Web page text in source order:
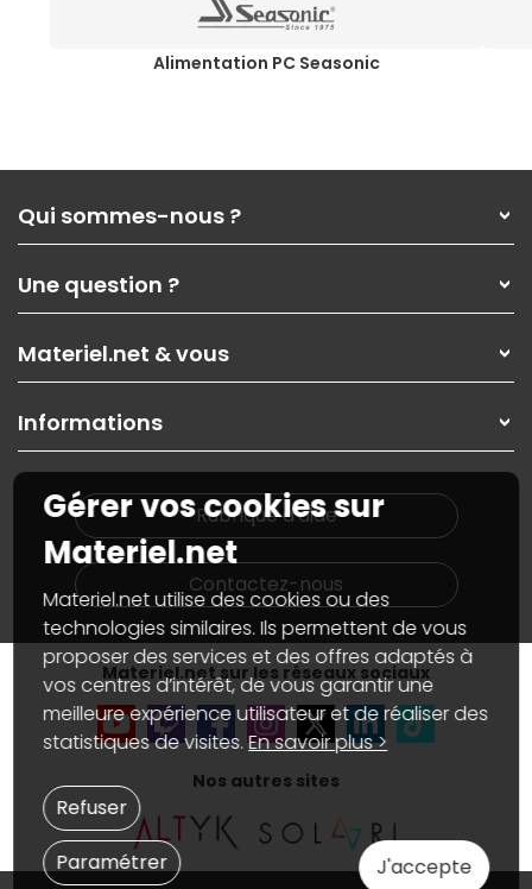
Alimentation PC Seasonic
Qui sommes-nous ?
Nos services
Les magasins Materiel.net
Nos solutions pour les pros
Contactez-nous
Une question ?
Paiement, livraison
Garanties,Pack Zen
SAV, demander un retour
Informations
Materiel.net & vous
On rachète votre carte graphique
PC sur mesure : Votre RDV personnalisé
Notre démarche écologique
Materiel.net recrute
Notre programme d'affiliation
Partenariat & Sponsoring
Informations
Plan du site
Nos marques
Conditions générales de vente
Marketplace
Informations légales
Données personnelles etcookies
Gérer vos cookies
Accessibilité : non conforme
Rubrique d'aide
Contactez-nous
Materiel.net sur les réseaux sociaux
Nos autres sites
Gérer vos cookies sur
Materiel.net
Materiel.net utilise des cookies ou des
technologies similaires. Ils permettent de vous
proposer des services et des offres adaptés à
vos centres d’intérêt, de vous garantir une
meilleure expérience utilisateur et de réaliser des
statistiques de visites.En savoir plus >
J'accepte
Paramétrer
Refuser